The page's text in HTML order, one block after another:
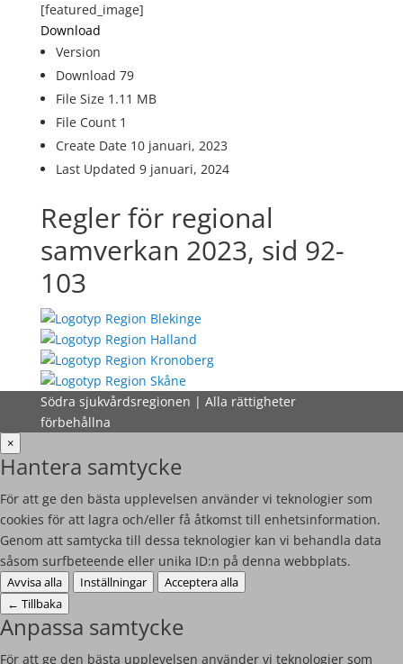
[featured_image]
Download
Version
Download 79
File Size 1.11 MB
File Count 1
Create Date 10 januari, 2023
Last Updated 9 januari, 2024
Regler för regional
samverkan 2023, sid 92-
103
Södra sjukvårdsregionen | Alla rättigheter
förbehållna
×
Hantera samtycke
För att ge den bästa upplevelsen använder vi teknologier som
cookies för att lagra och/eller få åtkomst till enhetsinformation.
Genom att samtycka till dessa teknologier kan vi behandla data
såsom surfbeteende eller unika ID:n på denna webbplats.
Avvisa alla Inställningar
Acceptera alla
← Tillbaka
Anpassa samtycke
För att ge den bästa upplevelsen använder vi teknologier som